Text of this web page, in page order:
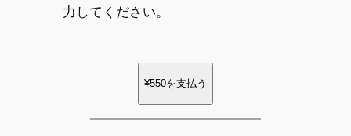
力してください。
¥550を支払う